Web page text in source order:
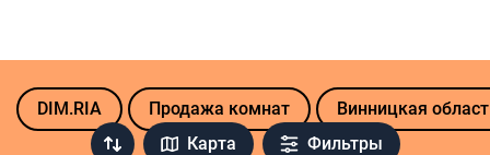
Карта Фильтры
DIM.RIA Продажа комнат Винницкая